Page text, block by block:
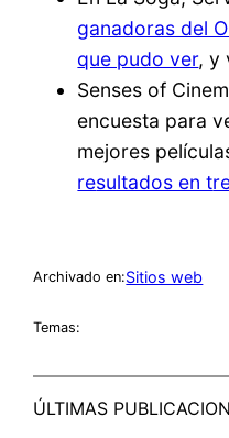
ganadoras del
que pudo ver, y
Senses of
encuesta para
mejores
resultados en t
Archivado en:Sitios web
Temas:
ÚLTIMAS